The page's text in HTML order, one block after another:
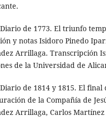
de 1773. El triunfo
y notas Isidoro Pinedo
Arrillaga. Transcripción
de la Universidad de
de 1814 y 1815. El final
de la Compañía de
Arrillaga, Carlos